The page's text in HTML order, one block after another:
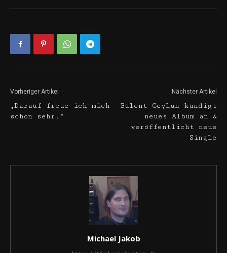
Vorheriger Artikel
„Darauf freue ich mich
schon sehr.“
Nächster Artikel
Bülent Ceylan kündigt
neues Album an &
veröffentlicht neue
Single
Michael Jakob